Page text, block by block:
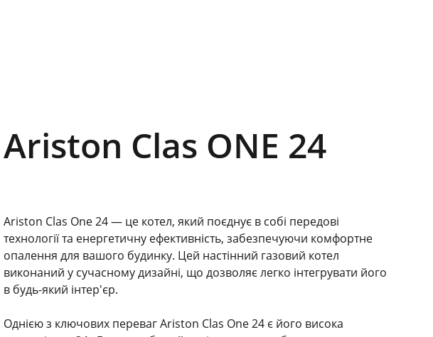
Ariston Clas ONE 24
Ariston Clas One 24 — це котел, який поєднує в собі передові
технології та енергетичну ефективність, забезпечуючи комфортне
опалення для вашого будинку. Цей настінний газовий котел
виконаний у сучасному дизайні, що дозволяє легко інтегрувати його
в будь-який інтер'єр.
Однією з ключових переваг Ariston Clas One 24 є його висока